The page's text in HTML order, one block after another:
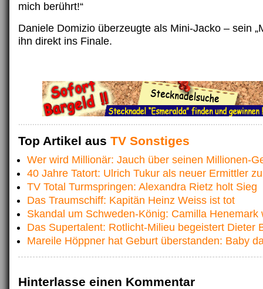
mich berührt!“
Daniele Domizio überzeugte als Mini-Jacko – sein
ihn direkt ins Finale.
Top Artikel aus TV Sonstiges
Wer wird Millionär: Jauch über seinen Millionen-
40 Jahre Tatort: Ulrich Tukur als neuer Ermittler
TV Total Turmspringen: Alexandra Rietz holt Sieg
Das Traumschiff: Kapitän Heinz Weiss ist tot
Skandal um Schweden-König: Camilla Henemark
Das Supertalent: Rotlicht-Milieu begeistert Dieter
Mareile Höppner hat Geburt überstanden: Baby
Hinterlasse einen Kommentar